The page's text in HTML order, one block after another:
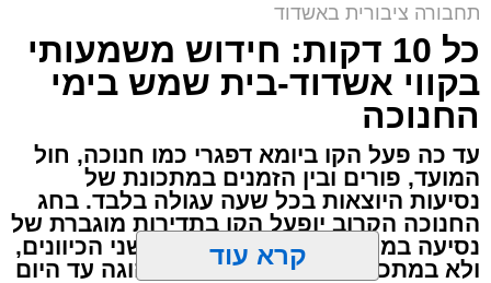
תחבורה ציבורית באשדוד
כל 10 דקות: חידוש משמעותי
בקווי אשדוד-בית שמש בימי
החנוכה
עד כה פעל הקו ביומא דפגרי כמו חנוכה, חול
המועד, פורים ובין הזמנים במתכונת של
נסיעות היוצאות בכל שעה עגולה בלבד. בחג
החנוכה הקרוב יופעל הקו בתדירות מוגברת של
נסיעה בממוצע כל כעשר דקות, בשני הכיוונים,
ולא במתכונת השעתית שהייתה נהוגה עד היום